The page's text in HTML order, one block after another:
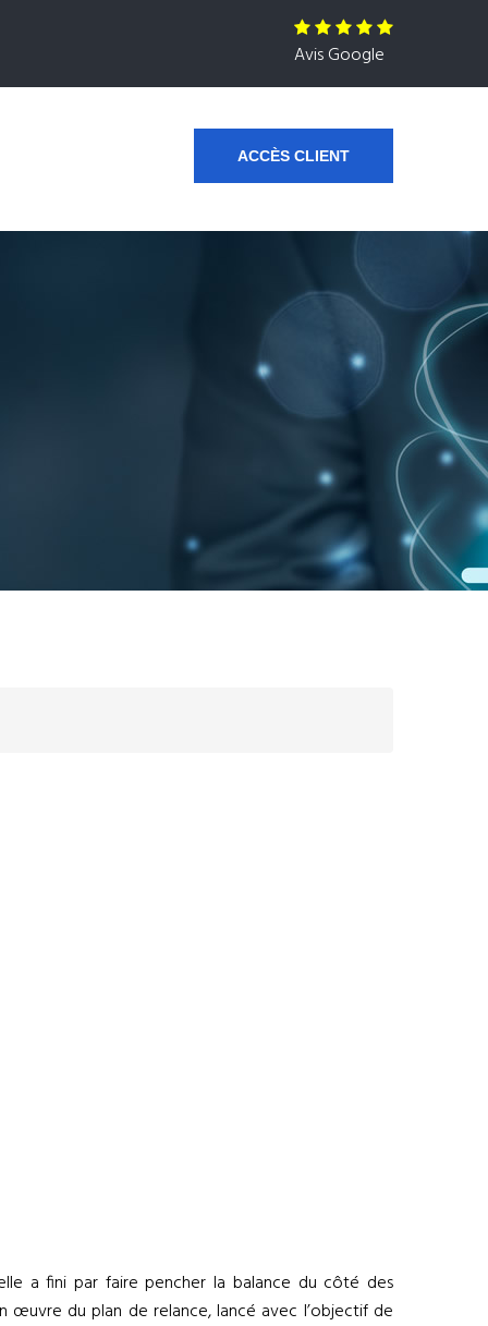
Avis Google
ACCÈS CLIENT
a fini par faire pencher la balance du côté des
œuvre du plan de relance, lancé avec l’objectif de